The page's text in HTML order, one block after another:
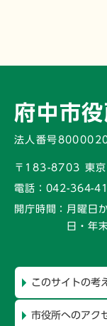
府中市役
法人番号
〒183-8703 東京
電話： 042-364-
開庁時間： 月曜日
日・年
このサイトの考
市役所へのアク